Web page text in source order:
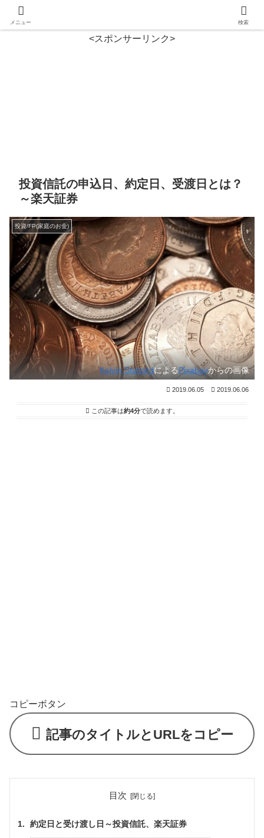
<スポンサーリンク>
投資信託の申込日、約定日、受渡日とは？
～楽天証券
投資/FP(家庭のお金)
Kelvin StuttardによるPixabayからの画像
2019.06.05 2019.06.06
この記事は約4分で読めます。
コピーボタン
記事のタイトルとURLをコピー
目次
約定日と受け渡し日～投資信託、楽天証券
メニュー 検索